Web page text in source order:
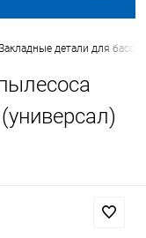
детали для